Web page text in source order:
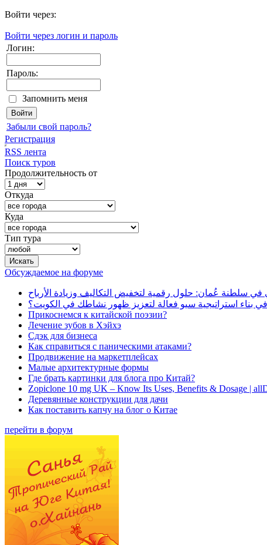
Войти через:
Войти через логин и пароль
Логин:
Пароль:
Запомнить меня
Забыли свой пароль?
Регистрация
RSS лента
Поиск туров
Продолжительность от
Откуда
Куда
Тип тура
Обсуждаемое на форуме
في سلطنة عُمان: حلول رقمية لتخفيض التكاليف وزيادة الأرباح
بناء استراتيجية سيو فعالة لتعزيز ظهور نشاطك في الكويت؟
Прикоснемся к китайской поэзии?
Лечение зубов в Хэйхэ
Сдэк для бизнеса
Как справиться с паническими атаками?
Продвижение на маркетплейсах
Малые архитектурные формы
Где брать картинки для блога про Китай?
Zopiclone 10 mg UK – Know Its Uses, Benefits & Dosage |
Деревянные конструкции для дачи
Как поставить капчу на блог о Китае
перейти в форум